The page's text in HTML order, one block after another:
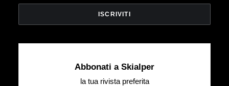
Abbonati a Skialper
la tua rivista preferita